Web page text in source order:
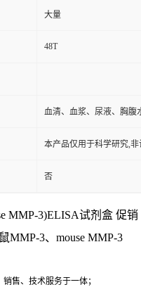
大量
48T
血清、血浆、尿液、胸腹
本产品仅用于科学研究,
否
MMP-3)ELISA试剂盒 促
MMP-3、mouse MMP-3
售、技术服务于一体；